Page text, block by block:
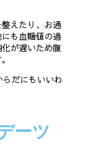
えたり、お通
も血糖値の過
が遅いため腹
だにもいいわ
ーツ